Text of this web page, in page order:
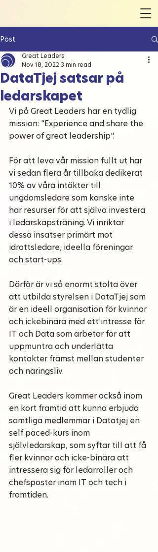
Post
DataTjej satsar på
ledarskapet
Great Leaders
Nov 18, 20223 min read
Vi på Great Leaders har en tydlig
mission: "Experience and share the
power of great leadership".
För att leva vår mission fullt ut har
vi sedan flera år tillbaka dedikerat
10% av våra intäkter till
ungdomsledare som kanske inte
har resurser för att själva investera
i ledarskapsträning. Vi inriktar
dessa insatser primärt mot
idrottsledare, ideella föreningar
och start-ups.
Därför är vi så enormt stolta över
att utbilda styrelsen i DataTjej som
är en ideell organisation för kvinnor
och ickebinära med ett intresse för
IT och Data som arbetar för att
uppmuntra och underlätta
kontakter främst mellan studenter
och näringsliv.
Great Leaders kommer också inom
en kort framtid att kunna erbjuda
samtliga medlemmar i Datatjej en
self paced-kurs inom
självledarskap, som syftar till att få
fler kvinnor och icke-binära att
intressera sig för ledarroller och
chefsposter inom IT och tech i
framtiden.